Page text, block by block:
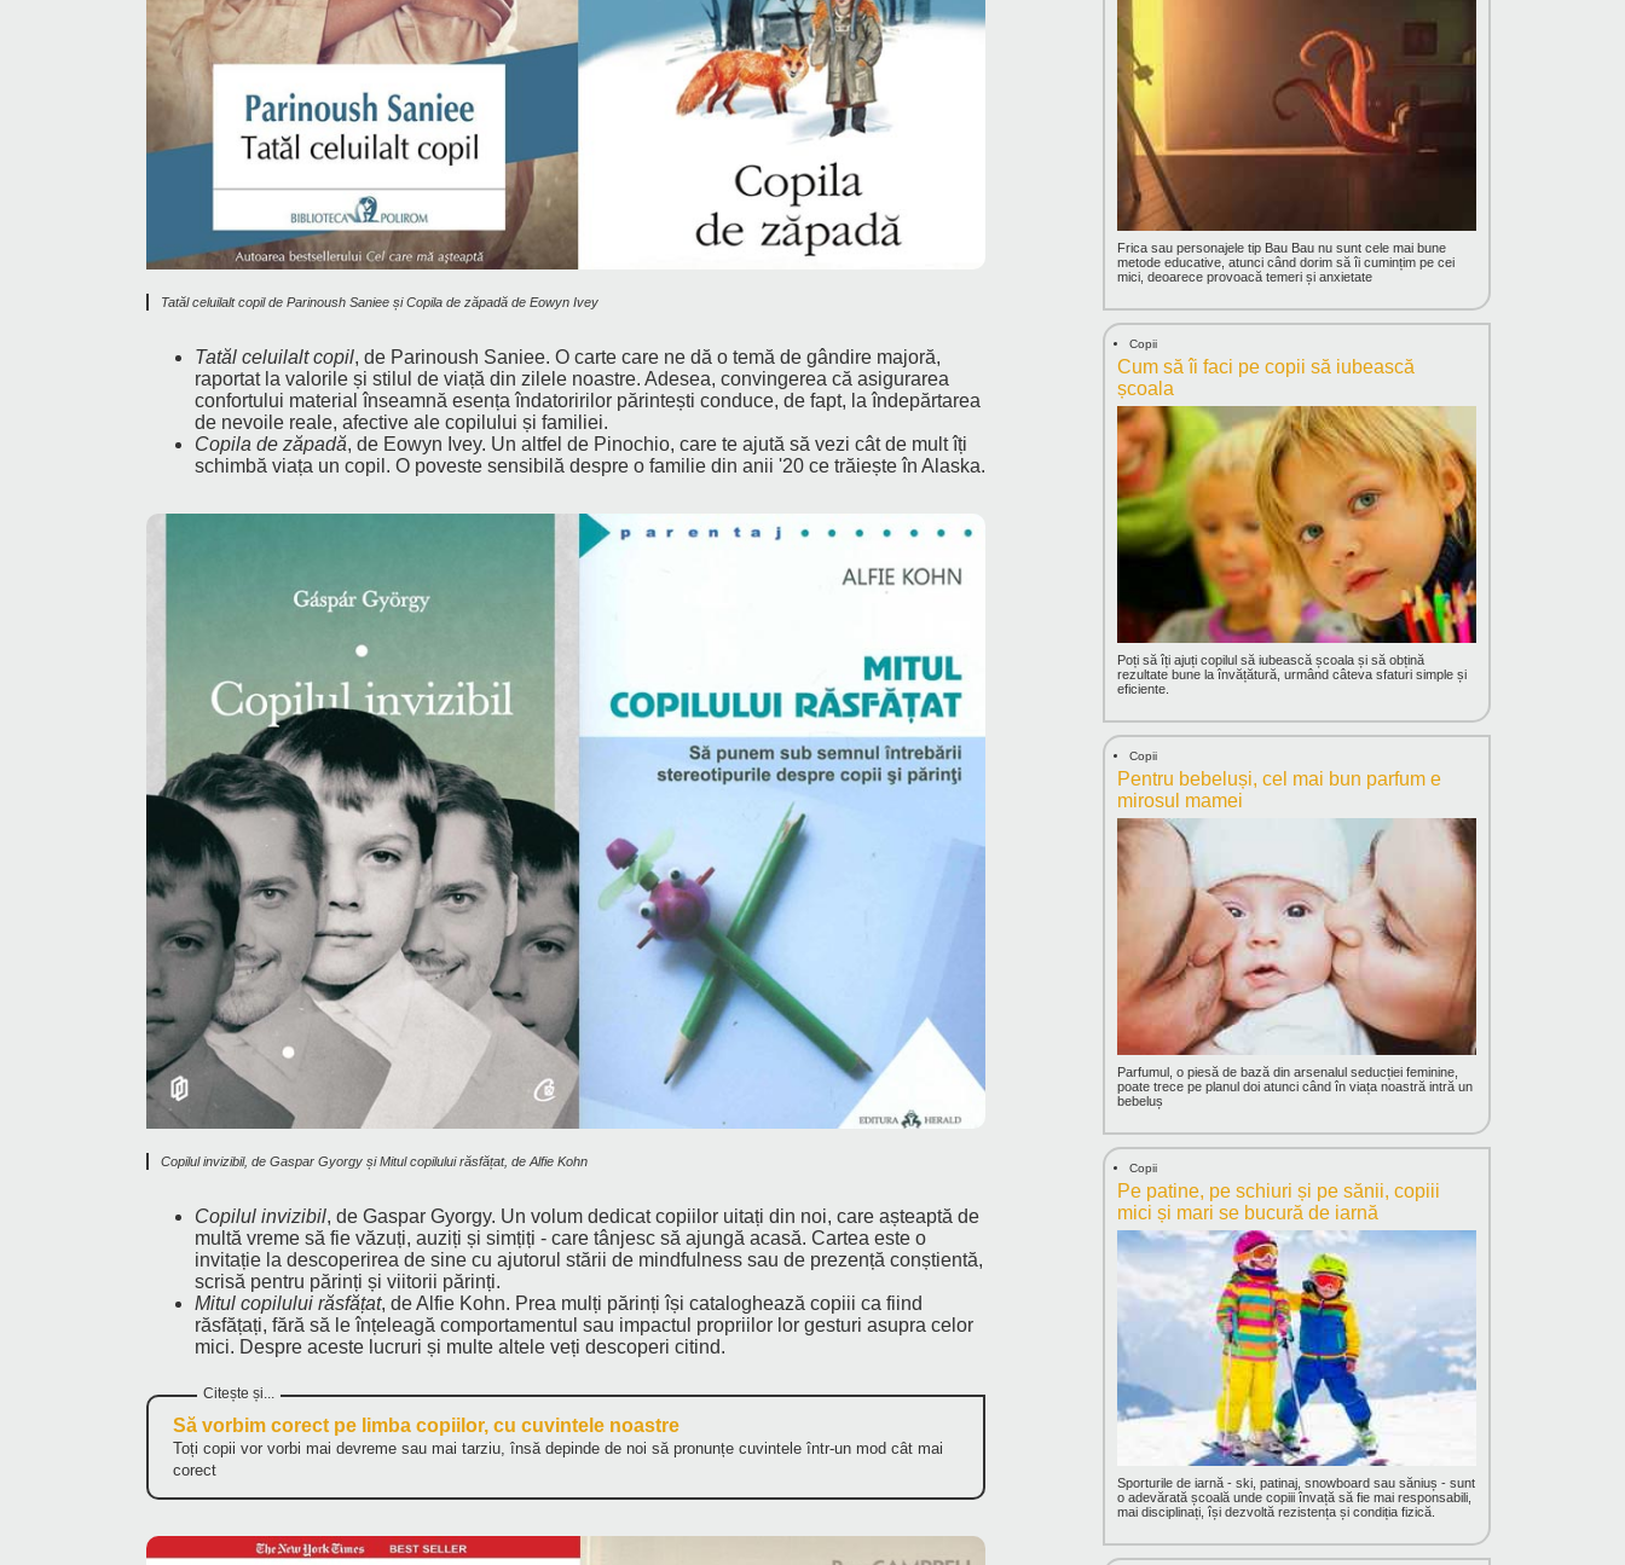
Tatăl celuilalt copil de Parinoush Saniee și Copila de zăpadă de Eowyn Ivey
Tatăl celuilalt copil, de Parinoush Saniee. O carte care ne dă o temă de gândire majoră,
raportat la valorile și stilul de viață din zilele noastre. Adesea, convingerea că asigurarea
confortului material înseamnă esența îndatoririlor părintești conduce, de fapt, la îndepărtarea
de nevoile reale, afective ale copilului și familiei.
Copila de zăpadă, de Eowyn Ivey. Un altfel de Pinochio, care te ajută să vezi cât de mult îți
schimbă viața un copil. O poveste sensibilă despre o familie din anii '20 ce trăiește în Alaska.
Copilul invizibil, de Gaspar Gyorgy și Mitul copilului răsfățat, de Alfie Kohn
Copilul invizibil, de Gaspar Gyorgy. Un volum dedicat copiilor uitați din noi, care așteaptă de
multă vreme să fie văzuți, auziți și simțiți - care tânjesc să ajungă acasă. Cartea este o
invitație la descoperirea de sine cu ajutorul stării de mindfulness sau de prezență conștientă,
scrisă pentru părinți și viitorii părinți.
Mitul copilului răsfățat, de Alfie Kohn. Prea mulți părinți își cataloghează copiii ca fiind
răsfățați, fără să le înțeleagă comportamentul sau impactul propriilor lor gesturi asupra celor
mici. Despre aceste lucruri și multe altele veți descoperi citind.
Să vorbim corect pe limba copiilor, cu cuvintele noastre
Toți copii vor vorbi mai devreme sau mai tarziu, însă depinde de noi să pronunțe cuvintele într-un mod cât mai
corect
Frica sau personajele tip Bau Bau nu sunt cele mai bune
metode educative, atunci când dorim să îi cumințim pe cei
mici, deoarece provoacă temeri și anxietate
Copii
Cum să îi faci pe copii să iubească
școala
Poți să îți ajuți copilul să iubească școala și să obțină
rezultate bune la învățătură, urmând câteva sfaturi simple și
eficiente.
Copii
Pentru bebeluși, cel mai bun parfum e
mirosul mamei
Parfumul, o piesă de bază din arsenalul seducției feminine,
poate trece pe planul doi atunci când în viața noastră intră un
bebeluș
Copii
Pe patine, pe schiuri și pe sănii, copiii
mici și mari se bucură de iarnă
Sporturile de iarnă - ski, patinaj, snowboard sau săniuș - sunt
o adevărată școală unde copiii învață să fie mai responsabili,
mai disciplinați, își dezvoltă rezistența și condiția fizică.